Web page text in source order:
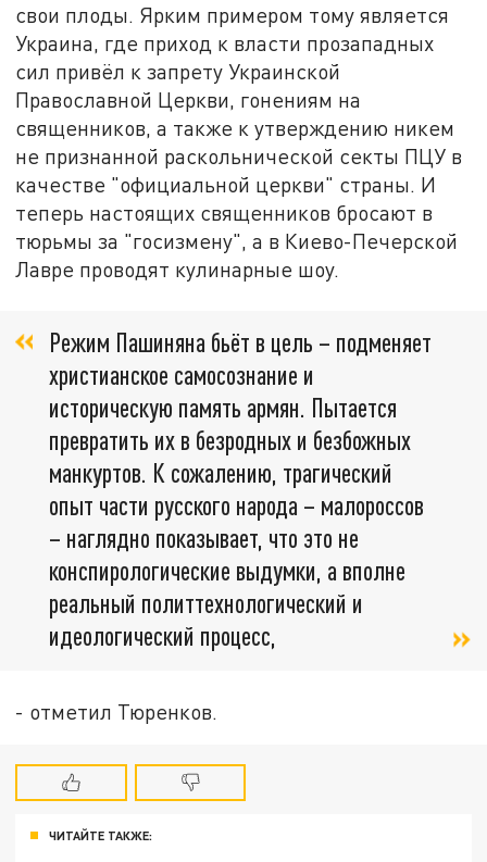
свои плоды. Ярким примером тому является
Украина, где приход к власти прозападных
сил привёл к запрету Украинской
Православной Церкви, гонениям на
священников, а также к утверждению никем
не признанной раскольнической секты ПЦУ в
качестве "официальной церкви" страны. И
теперь настоящих священников бросают в
тюрьмы за "госизмену", а в Киево-Печерской
Лавре проводят кулинарные шоу.
Режим Пашиняна бьёт в цель – подменяет
христианское самосознание и
историческую память армян. Пытается
превратить их в безродных и безбожных
манкуртов. К сожалению, трагический
опыт части русского народа – малороссов
– наглядно показывает, что это не
конспирологические выдумки, а вполне
реальный политтехнологический и
идеологический процесс,
- отметил Тюренков.
ЧИТАЙТЕ ТАКЖЕ: